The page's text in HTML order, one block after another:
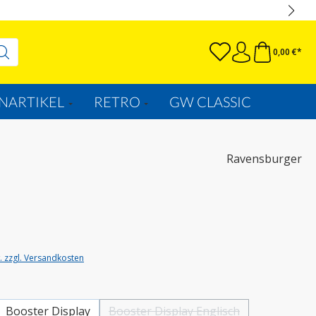
0,00 €*
RETRO GW CLASSIC
Ravensburger
zzgl. Versandkosten
Booster Display Booster Display Englisch